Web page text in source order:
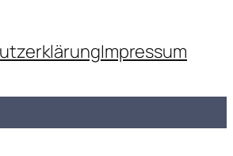
Impressum